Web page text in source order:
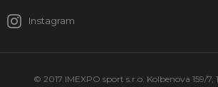
Instagram
© 2017 IMEXPO sport s.r.o. Kolbenova 159/